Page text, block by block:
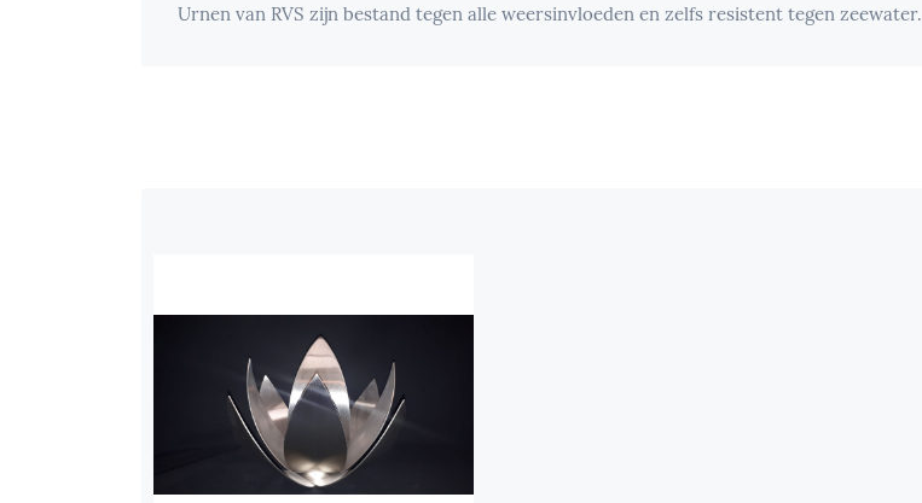
Urnen van RVS zijn bestand tegen alle weersinvloeden en zelfs resistent tegen zeewater.